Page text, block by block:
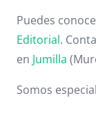
Puedes
Editorial.
en Jumilla
Somos